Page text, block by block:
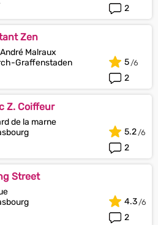
2
Zen
Malraux
Graffenstaden
2
5
Z. Coiffeur
de la marne
2
5.2
Street
2
4.3